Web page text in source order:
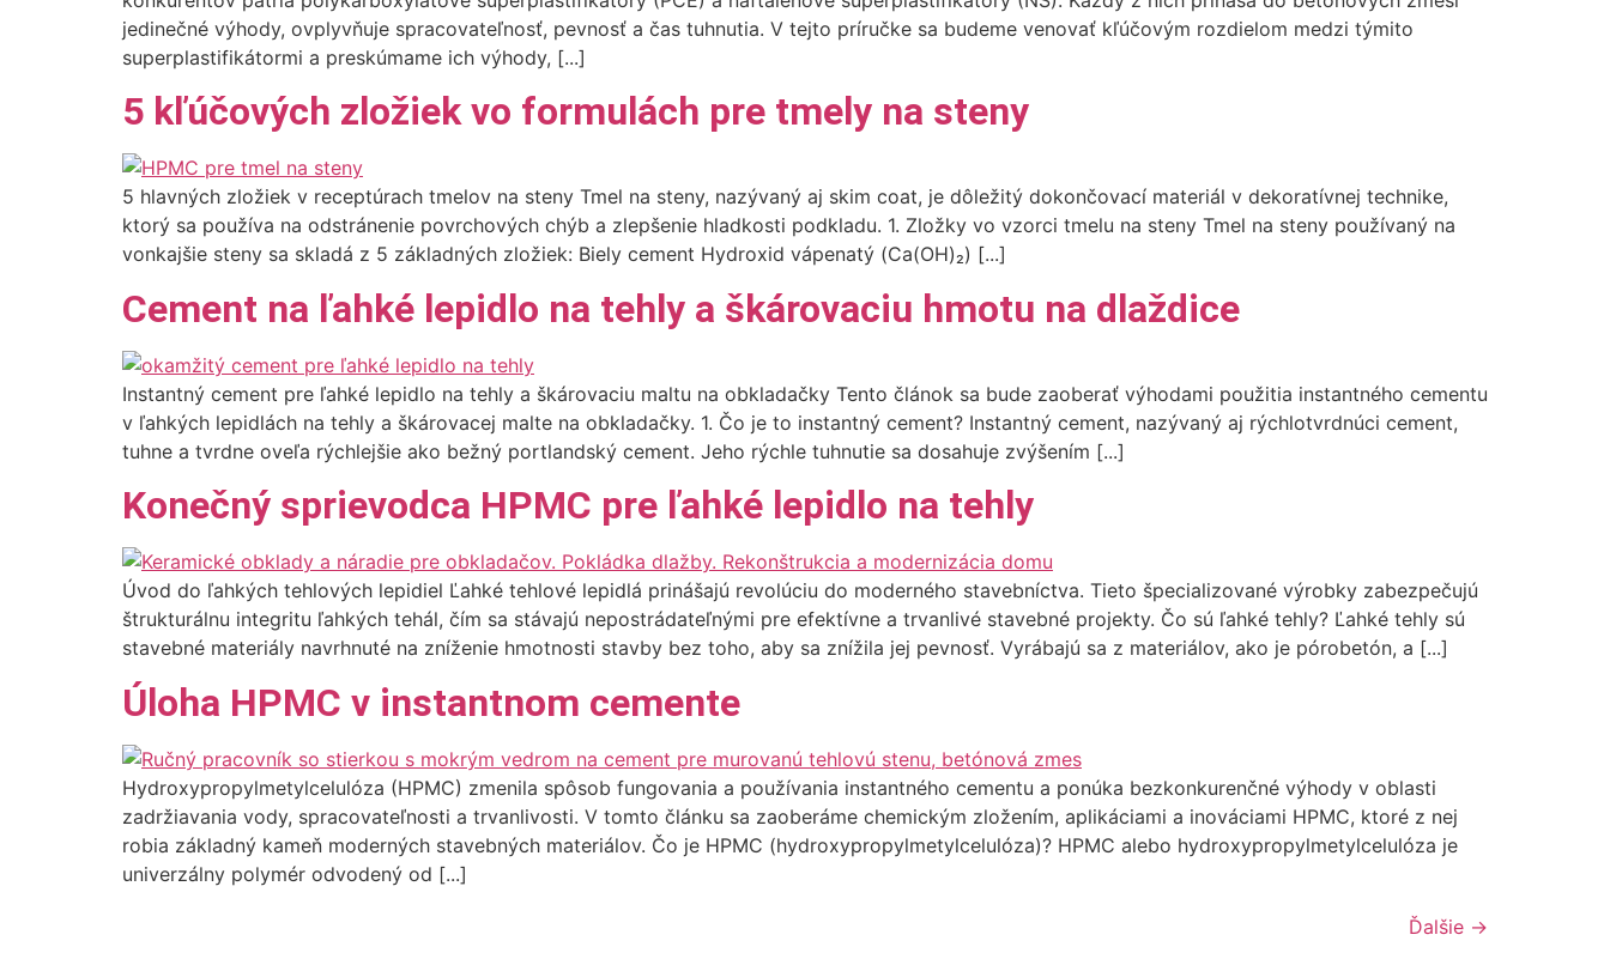
jedinečné výhody, ovplyvňuje spracovateľnosť, pevnosť a čas tuhnutia. V tejto príručke sa budeme venovať kľúčovým rozdielom medzi týmito
superplastifikátormi a preskúmame ich výhody, [...]
5 kľúčových zložiek vo formulách pre tmely na steny
5 hlavných zložiek v receptúrach tmelov na steny Tmel na steny, nazývaný aj skim coat, je dôležitý dokončovací materiál v dekoratívnej technike,
ktorý sa používa na odstránenie povrchových chýb a zlepšenie hladkosti podkladu. 1. Zložky vo vzorci tmelu na steny Tmel na steny používaný na
vonkajšie steny sa skladá z 5 základných zložiek: Biely cement Hydroxid vápenatý (Ca(OH)₂) [...]
Cement na ľahké lepidlo na tehly a škárovaciu hmotu na dlaždice
Instantný cement pre ľahké lepidlo na tehly a škárovaciu maltu na obkladačky Tento článok sa bude zaoberať výhodami použitia instantného cementu
v ľahkých lepidlách na tehly a škárovacej malte na obkladačky. 1. Čo je to instantný cement? Instantný cement, nazývaný aj rýchlotvrdnúci cement,
tuhne a tvrdne oveľa rýchlejšie ako bežný portlandský cement. Jeho rýchle tuhnutie sa dosahuje zvýšením [...]
Konečný sprievodca HPMC pre ľahké lepidlo na tehly
Úvod do ľahkých tehlových lepidiel Ľahké tehlové lepidlá prinášajú revolúciu do moderného stavebníctva. Tieto špecializované výrobky zabezpečujú
štrukturálnu integritu ľahkých tehál, čím sa stávajú nepostrádateľnými pre efektívne a trvanlivé stavebné projekty. Čo sú ľahké tehly? Ľahké tehly sú
stavebné materiály navrhnuté na zníženie hmotnosti stavby bez toho, aby sa znížila jej pevnosť. Vyrábajú sa z materiálov, ako je pórobetón, a [...]
Úloha HPMC v instantnom cemente
Hydroxypropylmetylcelulóza (HPMC) zmenila spôsob fungovania a používania instantného cementu a ponúka bezkonkurenčné výhody v oblasti
zadržiavania vody, spracovateľnosti a trvanlivosti. V tomto článku sa zaoberáme chemickým zložením, aplikáciami a inováciami HPMC, ktoré z nej
robia základný kameň moderných stavebných materiálov. Čo je HPMC (hydroxypropylmetylcelulóza)? HPMC alebo hydroxypropylmetylcelulóza je
univerzálny polymér odvodený od [...]
Ďalšie →